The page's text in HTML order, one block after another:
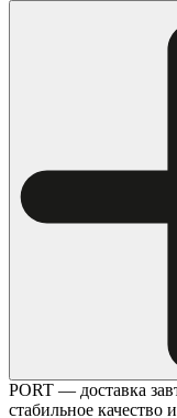
PORT — доставка
стабильное качество